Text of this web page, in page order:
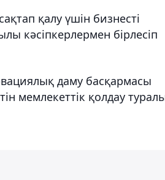
қалу үшін бизнесті
кәсіпкерлермен бірлесіп
даму басқармасы
мемлекеттік қолдау